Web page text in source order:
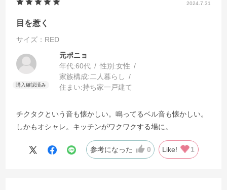
2024.7.31
目を惹く
サイズ：RED
元ポニョ
年代:60代 性別:女性
家族構成:二人暮らし
住まい:持ち家一戸建て
チクタクという音も懐かしい。鳴ってるベル音も懐かしい。
しかもオシャレ。キッチンがワクワクする場に。
参考になった 0 Like! 1